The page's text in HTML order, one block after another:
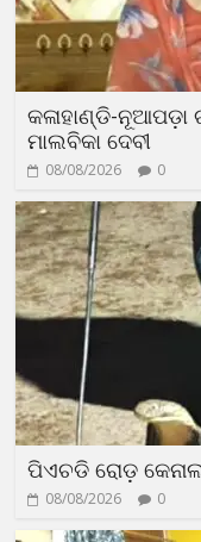
କଳାହାଣ୍ଡି-ନୂଆପଡ଼ା
ମାଲବିକା ଦେବୀ
08/08/2026 0
ପିଏଚଡି ରୋଡ଼
08/08/2026 0